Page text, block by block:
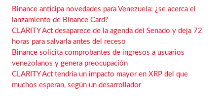
Binance anticipa novedades para Venezuela: ¿se acerca el
lanzamiento de Binance Card?
CLARITY Act desaparece de la agenda del Senado y deja 72
horas para salvarla antes del receso
Binance solicita comprobantes de ingresos a usuarios
venezolanos y genera preocupación
CLARITY Act tendría un impacto mayor en XRP del que
muchos esperan, según un desarrollador